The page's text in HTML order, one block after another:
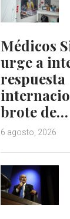
Médicos
urge a
respuesta
brote de…
6 agosto, 2026